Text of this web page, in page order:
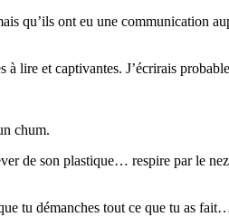
qu’ils ont eu une communication
lire et captivantes. J’écrirais
chum.
son plastique… respire par le
tu démanches tout ce que tu as